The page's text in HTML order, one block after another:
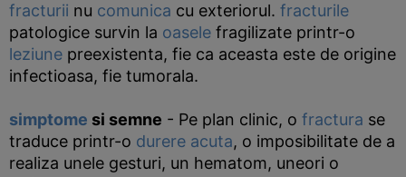
fracturii nu comunica cu exteriorul. fracturile
patologice survin la oasele fragilizate printr-o
leziune preexistenta, fie ca aceasta este de origine
infectioasa, fie tumorala.
simptome si semne - Pe plan clinic, o fractura se
traduce printr-o durere acuta, o imposibilitate de a
realiza unele gesturi, un hematom, uneori o